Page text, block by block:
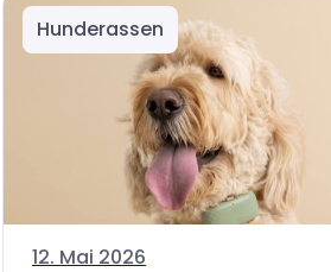
Hunderassen
12. Mai 2026